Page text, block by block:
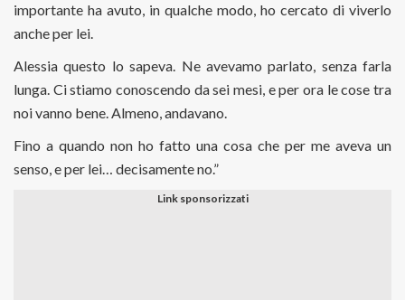
importante ha avuto, in qualche modo, ho cercato di viverlo
anche per lei.
Alessia questo lo sapeva. Ne avevamo parlato, senza farla
lunga. Ci stiamo conoscendo da sei mesi, e per ora le cose tra
noi vanno bene. Almeno, andavano.
Fino a quando non ho fatto una cosa che per me aveva un
senso, e per lei… decisamente no.”